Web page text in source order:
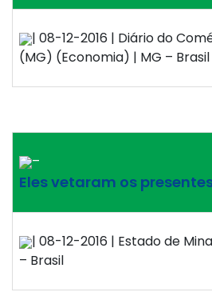
| 08-12-2016 | Diário do
(MG) (Economia) | MG – Brasil
–
Eles vetaram os
| 08-12-2016 | Estado de
– Brasil